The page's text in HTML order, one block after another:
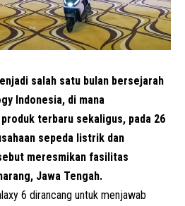
salah satu bulan bersejarah
Indonesia, di mana
terbaru sekaligus, pada 26
sepeda listrik dan
meresmikan fasilitas
Jawa Tengah.
6 dirancang untuk menjawab